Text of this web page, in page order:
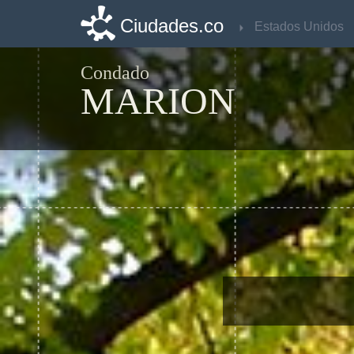
Ciudades.co Estados Unidos
Condado
MARION
Ciudades.co Estados Unidos